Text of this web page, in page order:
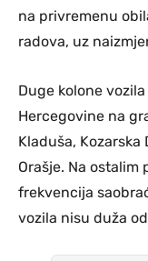
na privremenu
radova, uz
Duge kolone
Hercegovine na
Kladuša, Kozarska
Orašje. Na ostalim
frekvencija
vozila nisu duža